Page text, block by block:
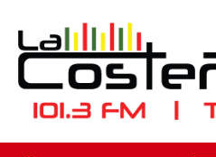
contenido